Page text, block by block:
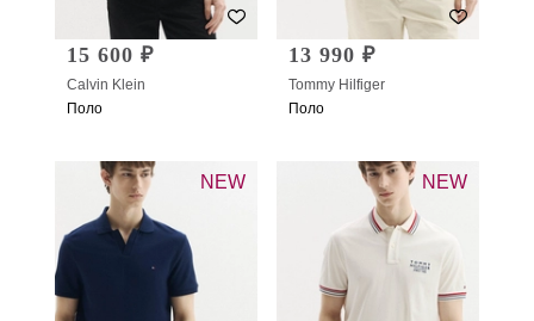
15 600 ₽
Calvin Klein
Поло
13 990 ₽
Tommy Hilfiger
Поло
NEW NEW